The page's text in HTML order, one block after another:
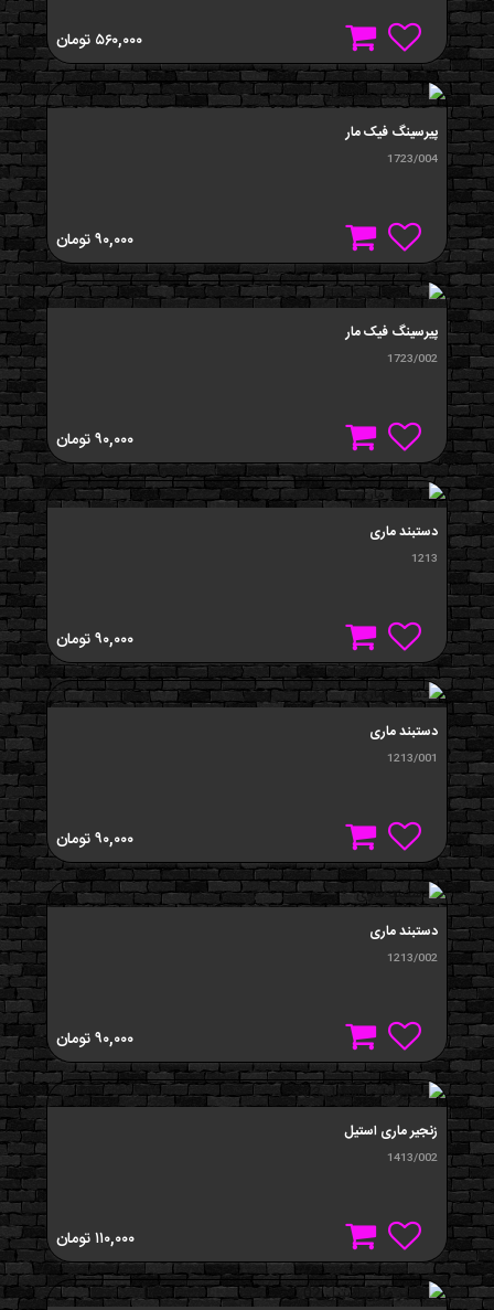
۵۶۰,۰۰۰ تومان
پیرسینگ فیک مار
1723/004
۹۰,۰۰۰تومان
پیرسینگ فیک مار
1723/002
۹۰,۰۰۰تومان
دستبند ماری
1213
۹۰,۰۰۰تومان
دستبند ماری
1213/001
۹۰,۰۰۰تومان
دستبند ماری
1213/002
۹۰,۰۰۰تومان
زنجیر ماری استیل
1413/002
۱۱۰,۰۰۰تومان